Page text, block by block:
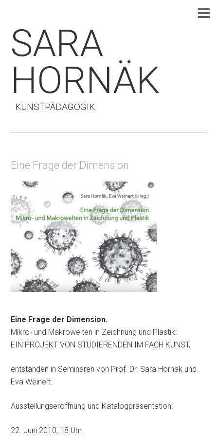
SARA
HORNÄK
KUNSTPÄDAGOGIK
Eine Frage der Dimension
Eine Frage der Dimension.
Mikro- und Makrowelten in Zeichnung und Plastik:
EIN PROJEKT VON STUDIERENDEN IM FACH KUNST,
entstanden in Seminaren von Prof. Dr. Sara Hornäk und
Eva Weinert.
Ausstellungseröffnung und Katalogpräsentation:
22. Juni 2010, 18 Uhr.